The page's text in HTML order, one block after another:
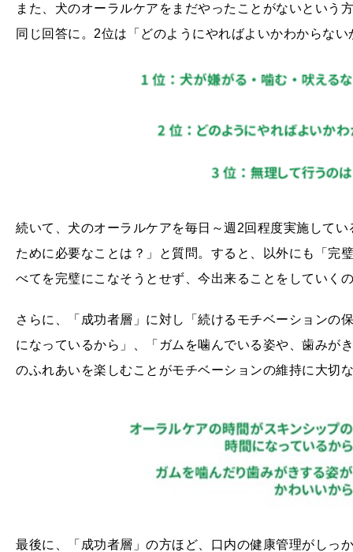
また、犬のオーラルケアをまだやったことがないという
同じ回答に。2位は「どのようにやればよいかわからな
続いて、犬のオーラルケアを毎日～週2回程度実施して
ために必要なことは？」と質問。すると、以外にも「完
べてを完璧にこなそうとせず、今出来ることをしていく
さらに、「成功者層」に対し「続けるモチベーションの
になっているから」、「ガムを噛んでいる姿や、歯みが
のふれあいを楽しむことがモチベーションの維持に大切
最後に、「成功者層」の方ほど、口内の健康管理がしっ